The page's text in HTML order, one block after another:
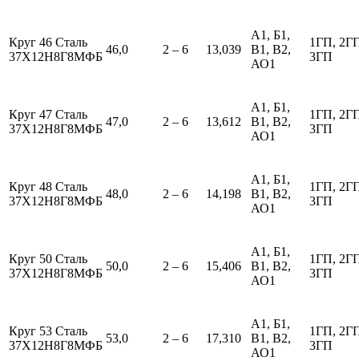
Круг 46 Сталь
37Х12Н8Г8МФБ
46,0 2 – 6 13,039
А1, Б1,
В1, В2,
АО1
1ГП,
3ГП
Круг 47 Сталь
37Х12Н8Г8МФБ
47,0 2 – 6 13,612
А1, Б1,
В1, В2,
АО1
1ГП,
3ГП
Круг 48 Сталь
37Х12Н8Г8МФБ
48,0 2 – 6 14,198
А1, Б1,
В1, В2,
АО1
1ГП,
3ГП
Круг 50 Сталь
37Х12Н8Г8МФБ
50,0 2 – 6 15,406
А1, Б1,
В1, В2,
АО1
1ГП,
3ГП
Круг 53 Сталь
37Х12Н8Г8МФБ
53,0 2 – 6 17,310
А1, Б1,
В1, В2,
АО1
1ГП,
3ГП